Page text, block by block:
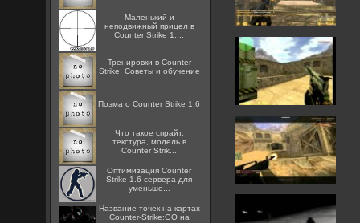
Маленький и
неподвижный прицел в
Counter Strike 1....
Тренировки в Counter
Strike. Советы и обучение
Поэма о Counter Strike 1.6
Что такое спрайт,
текстура, модель в
Counter Strik...
Оптимизация Counter
Strike 1.6 сервера для
уменьше...
Название точек на картах
Counter-Strike:GO на